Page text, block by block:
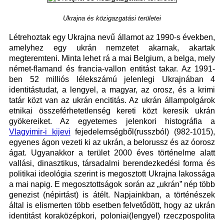
Ukrajna és közigazgatási területei
Létrehoztak egy Ukrajna nevű államot az 1990-s években,
amelyhez egy ukrán nemzetet akarnak, akartak
megteremteni. Minta lehet rá a mai Belgium, a belga, mely
német-flamand és francia-vallon entitást takar. Az 1991-
ben 52 milliós lélekszámú jelenlegi Ukrajnában 4
identitástudat, a lengyel, a magyar, az orosz, és a krimi
tatár közt van az ukrán encititás. Az ukrán állampolgárok
etnikai összeférhetetlenség kereti közt keresik ukrán
gyökereiket. Az egyetemes jelenkori histográfia a
Vlagyimir-i kijevi fejedelemségből(russzból) (982-1015),
egyenes ágon vezeti ki az ukrán, a belorussz és az óorosz
ágat. Ugyanakkor a terület 2000 éves történelme alatt
vallási, dinasztikus, társadalmi berendezkedési forma és
politikai ideológia szerint is megosztott Ukrajna lakossága
a mai napig. E megosztottságok során az „ukrán” nép több
genezist (népirtást) is átélt. Napjainkban, a történészek
által is elismerten több esetben felvetődött, hogy az ukrán
identitást koraközépkori, poloniai(lengyel) rzeczpospolita